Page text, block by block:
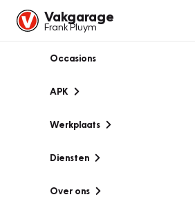
Vakgarage
Frank Pluym
Occasions
APK
Werkplaats
Diensten
Over ons